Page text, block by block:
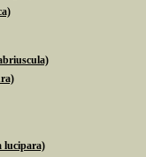
lucipara)